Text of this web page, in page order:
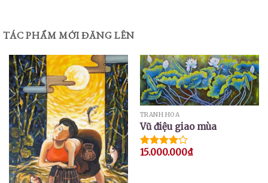
TÁC PHẨM MỚI ĐĂNG LÊN
TRANH HOA
Vũ điệu giao mùa
Được
15.000.000₫